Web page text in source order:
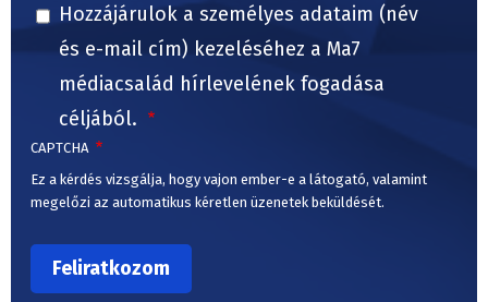
Hozzájárulok a személyes adataim (név
és e-mail cím) kezeléséhez a Ma7
médiacsalád hírlevelének fogadása
céljából.
CAPTCHA
Ez a kérdés vizsgálja, hogy vajon ember-e a látogató, valamint
megelőzi az automatikus kéretlen üzenetek beküldését.